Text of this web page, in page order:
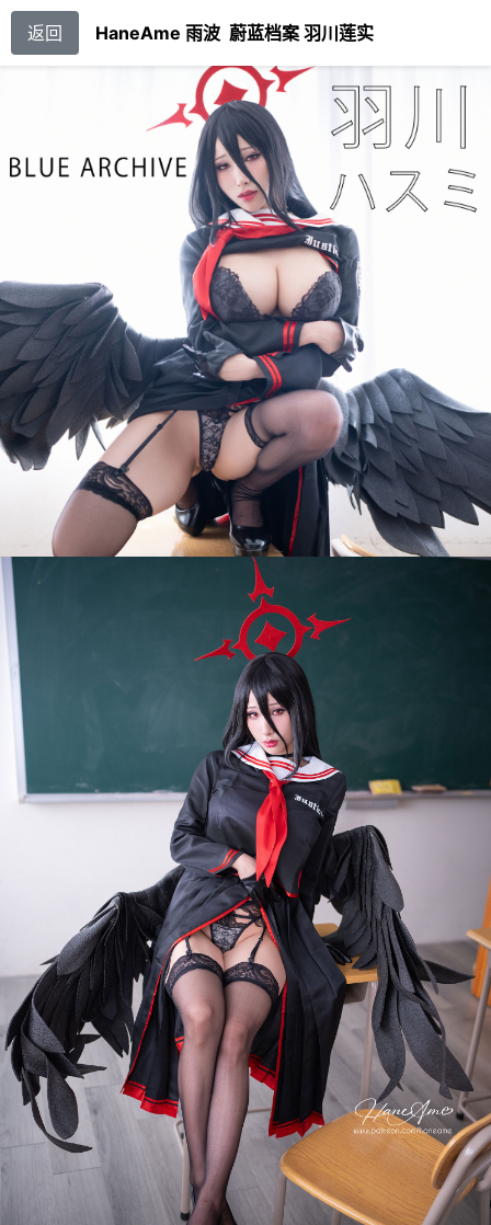
返回 HaneAme 雨波 蔚蓝档案 羽川莲实